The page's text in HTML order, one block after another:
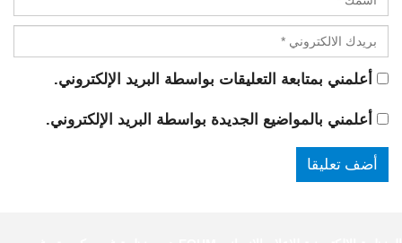
أعلمني بمتابعة التعليقات بواسطة البريد الإلكتروني.
أعلمني بالمواضيع الجديدة بواسطة البريد الإلكتروني.